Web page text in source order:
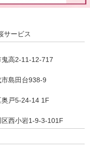
サービス
高2-11-12-717
島田台938-9
戸5-24-14 1F
西小岩1-9-3-101F